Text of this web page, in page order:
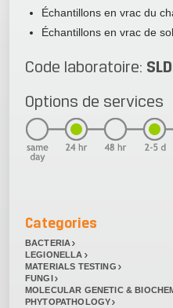
Échantillons en vrac du
Échantillons en vrac de sol
Code laboratoire:
Options de services
Categories
BACTERIA
LEGIONELLA
MATERIALS TESTING
FUNGI
MOLECULAR GENETIC &
PHYTOPATHOLOGY